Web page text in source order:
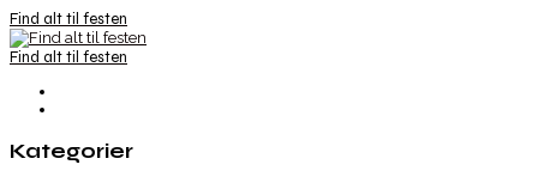
Find alt til festen
Find alt til festen
Kategorier